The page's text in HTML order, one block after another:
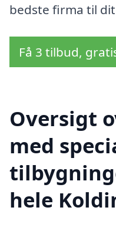
bedste firma til
Få 3 tilbud,
Oversigt
med
hele